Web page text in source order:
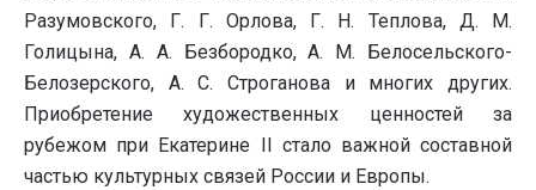
Разумовского, Г. Г. Орлова, Г. Н. Теплова, Д. М.
Голицына, А. А. Безбородко, А. М. Белосельского-
Белозерского, А. С. Строганова и многих других.
Приобретение художественных ценностей за
рубежом при Екатерине II стало важной составной
частью культурных связей России и Европы.